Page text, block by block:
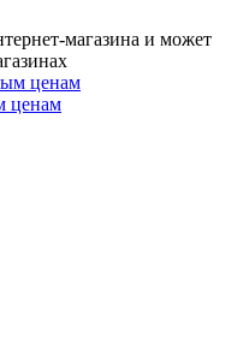
магазина и может
ценам